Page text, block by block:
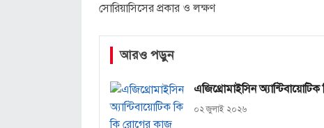
সোরিয়াসিসের প্রকার ও লক্ষণ
আরও পড়ুন
এজিথ্রোমাইসিন
০২ জুলাই ২০২৬